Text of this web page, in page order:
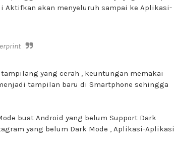
Aktifkan akan menyeluruh sampai ke Aplikasi-
yang cerah , keuntungan memakai
tampilan baru di Smartphone sehingga
buat Android yang belum Support Dark
yang belum Dark Mode , Aplikasi-Aplikasi